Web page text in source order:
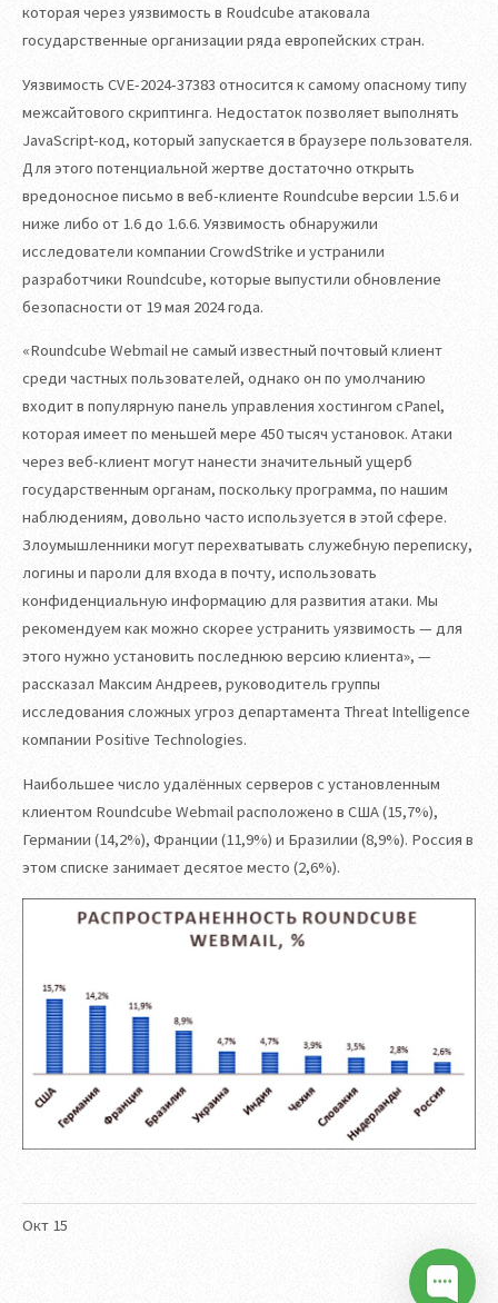
Окт 15
которая через уязвимость в Roudcube атаковала
государственные организации ряда европейских стран.
Уязвимость CVE-2024-37383 относится к самому опасному типу
межсайтового скриптинга. Недостаток позволяет выполнять
JavaScript-код, который запускается в браузере пользователя.
Для этого потенциальной жертве достаточно открыть
вредоносное письмо в веб-клиенте Roundcube версии 1.5.6 и
ниже либо от 1.6 до 1.6.6. Уязвимость обнаружили
исследователи компании CrowdStrike и устранили
разработчики Roundcube, которые выпустили обновление
безопасности от 19 мая 2024 года.
«Roundcube Webmail не самый известный почтовый клиент
среди частных пользователей, однако он по умолчанию
входит в популярную панель управления хостингом cPanel,
которая имеет по меньшей мере 450 тысяч установок. Атаки
через веб-клиент могут нанести значительный ущерб
государственным органам, поскольку программа, по нашим
наблюдениям, довольно часто используется в этой сфере.
Злоумышленники могут перехватывать служебную переписку,
логины и пароли для входа в почту, использовать
конфиденциальную информацию для развития атаки. Мы
рекомендуем как можно скорее устранить уязвимость — для
этого нужно установить последнюю версию клиента», —
рассказал Максим Андреев, руководитель группы
исследования сложных угроз департамента Threat Intelligence
компании Positive Technologies.
Наибольшее число удалённых серверов с установленным
клиентом Roundcube Webmail расположено в США (15,7%),
Германии (14,2%), Франции (11,9%) и Бразилии (8,9%). Россия в
этом списке занимает десятое место (2,6%).